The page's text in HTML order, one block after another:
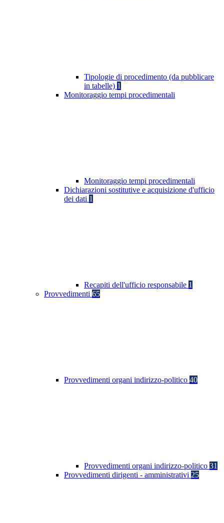
Tipologie di procedimento (da pubblicare
in tabelle) 1
Monitoraggio tempi procedimentali
Monitoraggio tempi procedimentali
Dichiarazioni sostitutive e acquisizione d'ufficio
dei dati 1
Recapiti dell'ufficio responsabile 1
Provvedimenti 65
Provvedimenti organi indirizzo-politico 40
Provvedimenti organi indirizzo-politico 31
Provvedimenti dirigenti - amministrativi 25